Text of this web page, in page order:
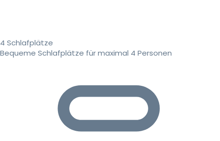
4 Schlafplätze
Bequeme Schlafplätze für maximal 4 Personen